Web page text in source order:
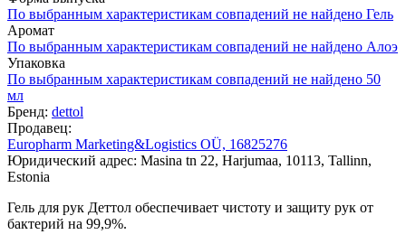
По выбранным характеристикам совпадений не найдено Гель
Аромат
По выбранным характеристикам совпадений не найдено Алоэ
Упаковка
По выбранным характеристикам совпадений не найдено 50
мл
Бренд: dettol
Продавец:
Europharm Marketing&Logistics OÜ, 16825276
Юридический адрес: Masina tn 22, Harjumaa, 10113, Tallinn,
Estonia
Гель для рук Деттол обеспечивает чистоту и защиту рук от
бактерий на 99,9%.